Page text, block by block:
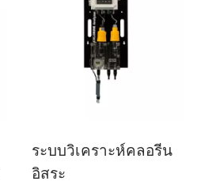
ระบบวิเคราะห์คลอรีน
อิสระ